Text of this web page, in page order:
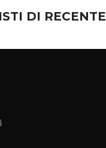
DI RECENTE